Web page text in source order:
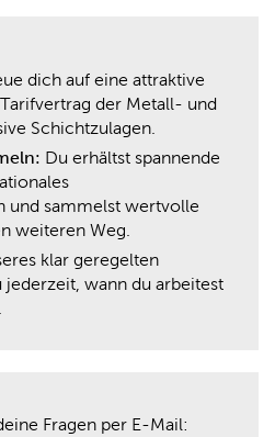
dich auf eine attraktive
der Metall- und
Schichtzulagen.
Du erhältst spannende
und sammelst wertvolle
weiteren Weg.
klar geregelten
jederzeit, wann du arbeitest
Fragen per E-Mail: